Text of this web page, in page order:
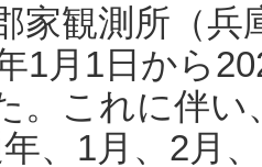
家観測所（
1月1日から
。これに伴い
、1月、2月